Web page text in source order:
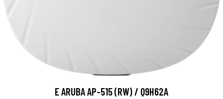
E ARUBA AP-515 (RW) / Q9H62A